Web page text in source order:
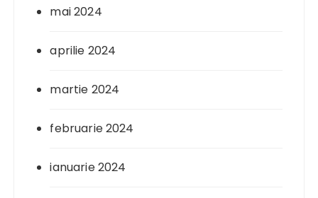
mai 2024
aprilie 2024
martie 2024
februarie 2024
ianuarie 2024